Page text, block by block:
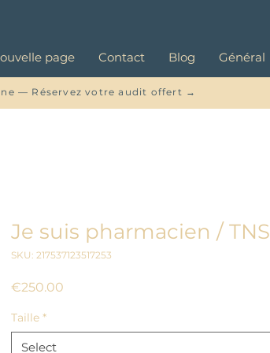
page Contact Blog Général
— Réservez votre audit offert →
Je suis pharmacien / TNS
SKU: 217537123517253
€250.00
Taille *
Select